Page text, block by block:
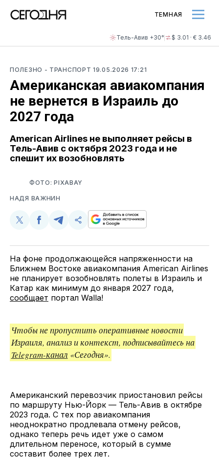
Тель-Авив +30° $ 3.01 · € 3.46
ТЕМНАЯ
ПОЛЕЗНО - ТРАНСПОРТ19.05.2026 17:21
Американская авиакомпания
не вернется в Израиль до
2027 года
American Airlines не выполняет рейсы в
Тель-Авив с октября 2023 года и не
спешит их возобновлять
ФОТО: PIXABAY
НАДЯ ВАЖНИН
Поделиться
Twitter
Поделиться
Facebook
Поделиться
Telegram
Скопируйте
поделитесь
ссылкой
На фоне продолжающейся напряженности на
Ближнем Востоке авиакомпания American Airlines
не планирует возобновлять полеты в Израиль и
Катар как минимум до января 2027 года,
сообщает портал Walla!
Чтобы не пропустить оперативные новости
Израиля, анализ и контекст, подписывайтесь на
Telegram-канал «Сегодня».
Американский перевозчик приостановил рейсы
по маршруту Нью-Йорк — Тель-Авив в октябре
2023 года. С тех пор авиакомпания
неоднократно продлевала отмену рейсов,
однако теперь речь идет уже о самом
длительном переносе, который в сумме
составит более трех лет.